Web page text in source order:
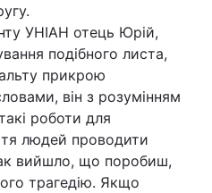
УНІАН отець Юрій,
подібного листа,
прикрою
він з розумінням
роботи для
людей проводити
вийшло, що поробиш,
трагедію. Якщо